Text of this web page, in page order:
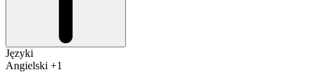
Języki
Angielski +1